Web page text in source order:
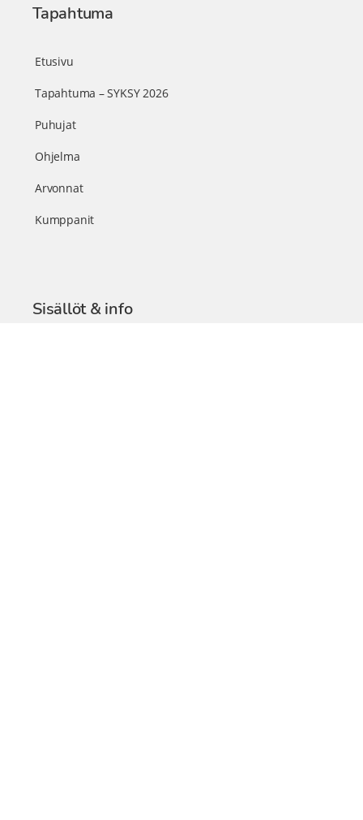
Tapahtuma
Etusivu
Tapahtuma – SYKSY 2026
Puhujat
Ohjelma
Arvonnat
Kumppanit
Sisällöt & info